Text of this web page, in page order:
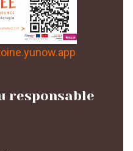
responsable